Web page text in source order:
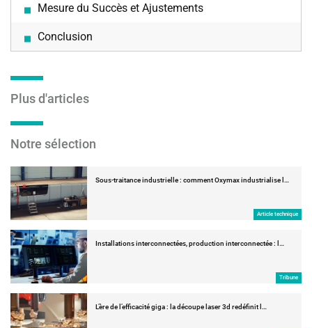
Mesure du Succès et Ajustements
Conclusion
Plus d'articles
Notre sélection
Sous-traitance industrielle : comment Oxymax industrialise l…
Article technique
Installations interconnectées, production interconnectée : l…
Tribune
L’ère de l’efficacité giga : la découpe laser 3d redéfinit l…